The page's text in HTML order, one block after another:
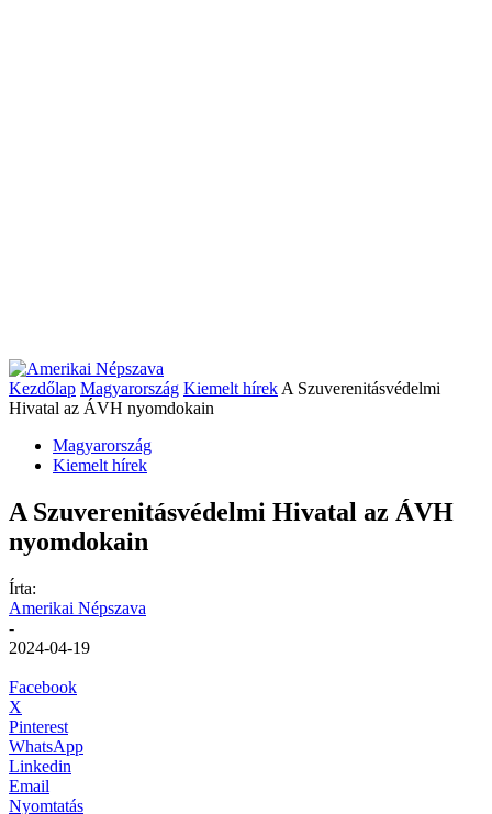
Kezdőlap Magyarország Kiemelt hírek A Szuverenitásvédelmi
Hivatal az ÁVH nyomdokain
Magyarország
Kiemelt hírek
A Szuverenitásvédelmi Hivatal az ÁVH
nyomdokain
Írta:
Amerikai Népszava
-
2024-04-19
Facebook
X
Pinterest
WhatsApp
Linkedin
Email
Nyomtatás